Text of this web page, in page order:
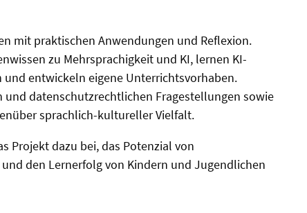
mit praktischen Anwendungen und Reflexion.
zu Mehrsprachigkeit und KI, lernen KI-
entwickeln eigene Unterrichtsvorhaben.
datenschutzrechtlichen Fragestellungen sowie
sprachlich-kultureller Vielfalt.
Projekt dazu bei, das Potenzial von
den Lernerfolg von Kindern und Jugendlichen